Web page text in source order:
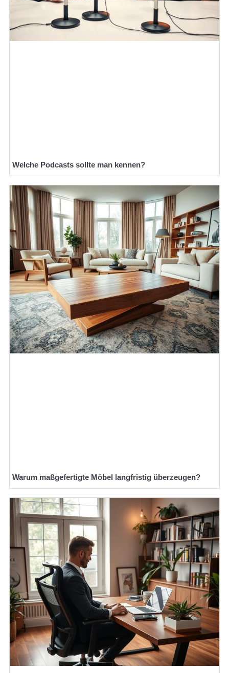
Welche Podcasts sollte man kennen?
Warum maßgefertigte Möbel langfristig überzeugen?